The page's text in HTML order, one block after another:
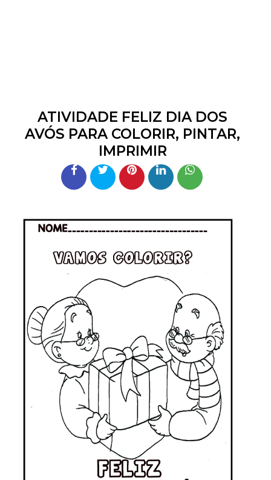
ATIVIDADE FELIZ DIA DOS
AVÓS PARA COLORIR, PINTAR,
IMPRIMIR